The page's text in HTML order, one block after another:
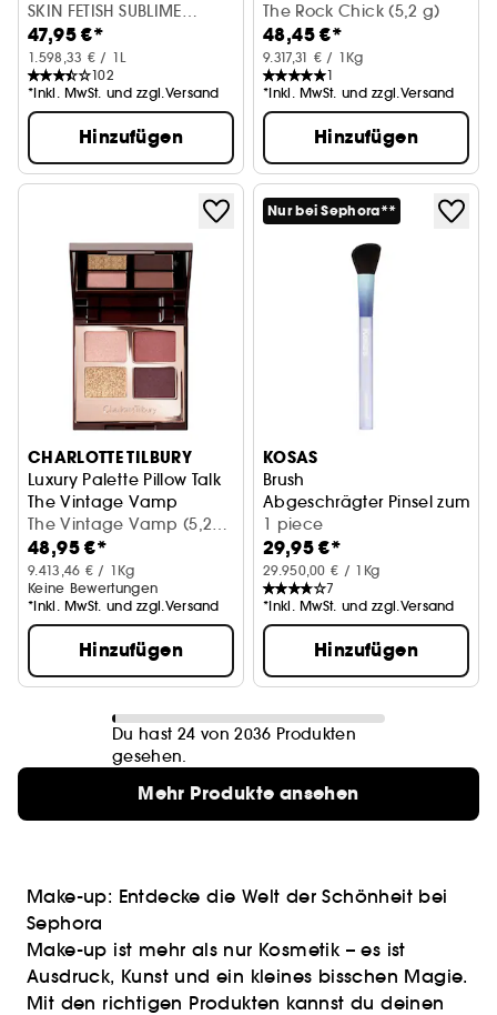
SKIN FETISH SUBLIME
PERFECTION PRIMER
47,95 €*
1.598,33 € / 1L
102
*Inkl. MwSt. und zzgl.Versand
Hinzufügen
Lidschattenpalette
The Rock Chick (5,2 g)
48,45 €*
9.317,31 € / 1Kg
1
*Inkl. MwSt. und zzgl.Versand
Hinzufügen
CHARLOTTE TILBURY
Luxury Palette Pillow Talk
The Vintage Vamp
Lidschattenpalette
The Vintage Vamp (5,2
g)
48,95 €*
9.413,46 € / 1Kg
Keine Bewertungen
*Inkl. MwSt. und zzgl.Versand
Hinzufügen
Nur bei Sephora**
KOSAS
Brush
Abgeschrägter Pinsel zum
1 piece
29,95 €*
29.950,00 € / 1Kg
7
*Inkl. MwSt. und zzgl.Versand
Hinzufügen
Du hast 24 von 2036 Produkten
gesehen.
Mehr Produkte ansehen
Make-up: Entdecke die Welt der Schönheit bei
Sephora
Make-up ist mehr als nur Kosmetik – es ist
Ausdruck, Kunst und ein kleines bisschen Magie.
Mit den richtigen Produkten kannst du deinen